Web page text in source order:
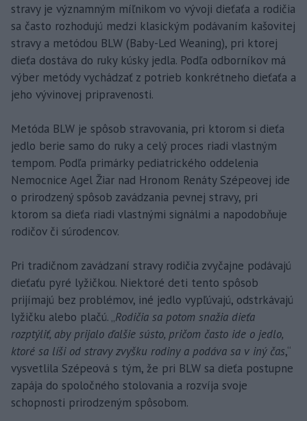
stravy je významným míľnikom vo vývoji dieťaťa a rodičia
sa často rozhodujú medzi klasickým podávaním kašovitej
stravy a metódou BLW (Baby-Led Weaning), pri ktorej
dieťa dostáva do ruky kúsky jedla. Podľa odborníkov má
výber metódy vychádzať z potrieb konkrétneho dieťaťa a
jeho vývinovej pripravenosti.
Metóda BLW je spôsob stravovania, pri ktorom si dieťa
jedlo berie samo do ruky a celý proces riadi vlastným
tempom. Podľa primárky pediatrického oddelenia
Nemocnice Agel Žiar nad Hronom Renáty Szépeovej ide
o prirodzený spôsob zavádzania pevnej stravy, pri
ktorom sa dieťa riadi vlastnými signálmi a napodobňuje
rodičov či súrodencov.
Pri tradičnom zavádzaní stravy rodičia zvyčajne podávajú
dieťaťu pyré lyžičkou. Niektoré deti tento spôsob
prijímajú bez problémov, iné jedlo vypľúvajú, odstrkávajú
lyžičku alebo plačú. „Rodičia sa potom snažia dieťa
rozptýliť, aby prijalo ďalšie sústo, pričom často ide o jedlo,
ktoré sa líši od stravy zvyšku rodiny a podáva sa v iný čas,“
vysvetlila Szépeová s tým, že pri BLW sa dieťa postupne
zapája do spoločného stolovania a rozvíja svoje
schopnosti prirodzeným spôsobom.